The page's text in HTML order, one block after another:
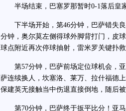
半场结束，巴塞罗那暂时0-1落后皇家
下半场开始，第46分钟，巴萨错失良
分钟，奥尔莫左侧得球外脚背打门，皮
球点附近再次停球抽射，雷米罗关键扑救
第57分钟，巴萨前场定位球机会，亚
萨连续换人，坎塞洛、莱万、拉什福德
保建英无接触当中伤退直接倒地，随后被
第70分钟，巴萨终于扳平比分！亚马